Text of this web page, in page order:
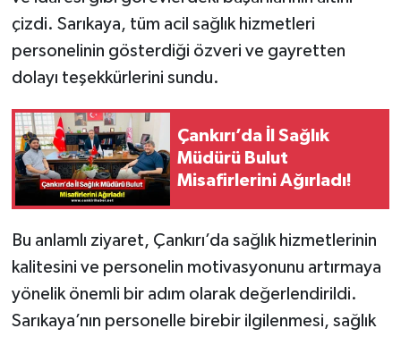
çizdi. Sarıkaya, tüm acil sağlık hizmetleri
personelinin gösterdiği özveri ve gayretten
dolayı teşekkürlerini sundu.
Çankırı’da İl Sağlık
Müdürü Bulut
Misafirlerini Ağırladı!
Bu anlamlı ziyaret, Çankırı’da sağlık hizmetlerinin
kalitesini ve personelin motivasyonunu artırmaya
yönelik önemli bir adım olarak değerlendirildi.
Sarıkaya’nın personelle birebir ilgilenmesi, sağlık